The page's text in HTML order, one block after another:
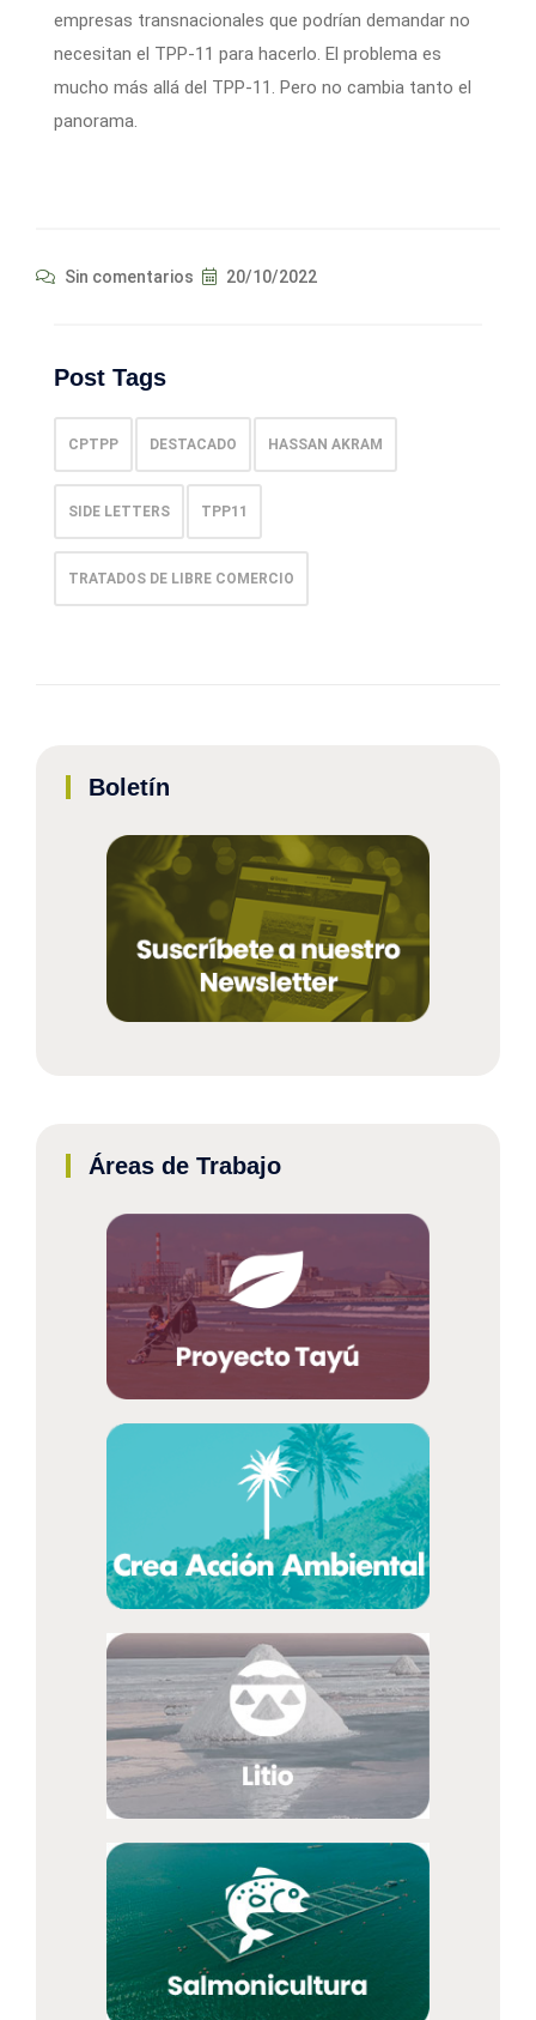
empresas transnacionales que podrían demandar no
necesitan el TPP-11 para hacerlo. El problema es
mucho más allá del TPP-11. Pero no cambia tanto el
panorama.
Sin comentarios 20/10/2022
Post Tags
CPTPP DESTACADO HASSAN AKRAM
SIDE LETTERS TPP11
TRATADOS DE LIBRE COMERCIO
Boletín
Áreas de Trabajo